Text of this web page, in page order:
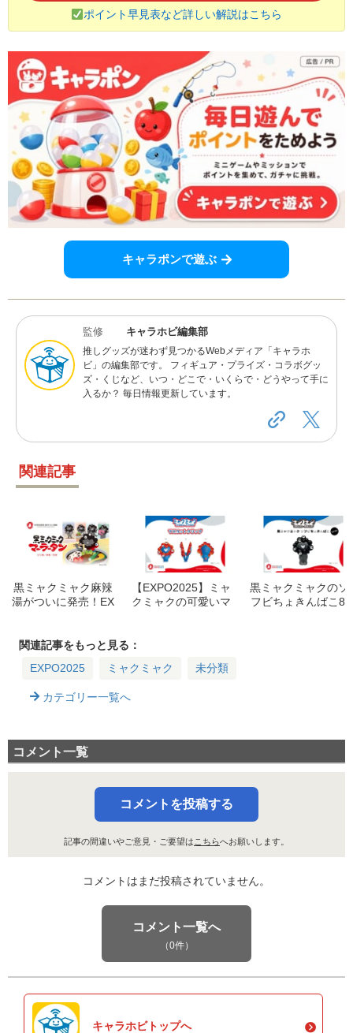
ポイント早見表など詳しい解説はこちら
キャラポンで遊ぶ
監修 キャラホビ編集部
推しグッズが迷わず見つかるWebメディア「キャラホ
ビ」の編集部です。 フィギュア・プライズ・コラボグッ
ズ・くじなど、いつ・どこで・いくらで・どうやって手に
入るか？ 毎日情報更新しています。
関連記事
黒ミャクミャク麻辣
湯がついに発売！EX
つの辛さを徹底解説
【EXPO2025】ミャ
クミャクの可愛いマ
黒ミャクミャクのソ
フビちょきんばこ8/
関連記事をもっと見る：
EXPO2025
ミャクミャク 未分類
カテゴリー一覧へ
コメント一覧
コメントを投稿する
記事の間違いやご意見・ご要望は こちらへお願いします。
コメントはまだ投稿されていません。
コメント一覧へ
（0件）
キャラホビトップへ